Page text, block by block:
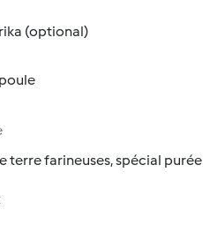
(optional)
terre farineuses, spécial purée